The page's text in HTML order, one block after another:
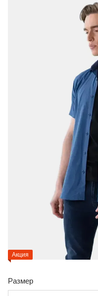
Акция
Размер